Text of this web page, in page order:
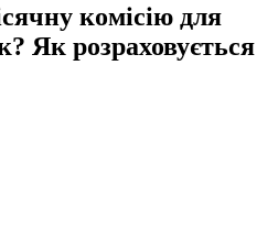
комісію для
Як розраховується